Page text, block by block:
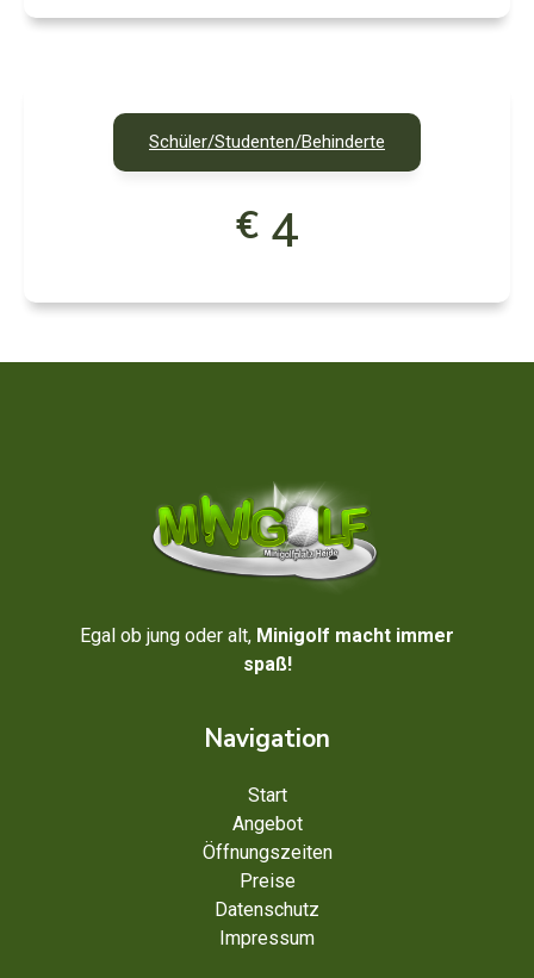
Schüler/Studenten/Behinderte
€ 4
Egal ob jung oder alt, Minigolf macht immer
spaß!
Navigation
Start
Angebot
Öffnungszeiten
Preise
Datenschutz
Impressum